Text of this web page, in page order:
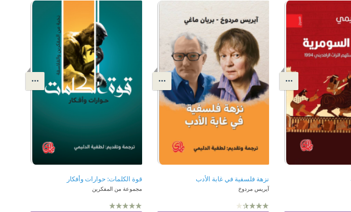
نزهة فلسفية في غابة الأدب
آيريس مردوخ
قوة الكلمات: حوارات وأفكار
مجموعة من المفكرين